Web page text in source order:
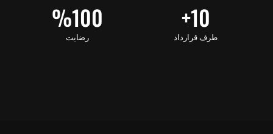
طرف قرارداد
10
+
رضایت
100
%